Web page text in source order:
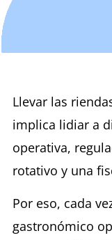
Llevar las
implica lidiar a
operativa,
rotativo y una
Por eso, cada
gastronómico